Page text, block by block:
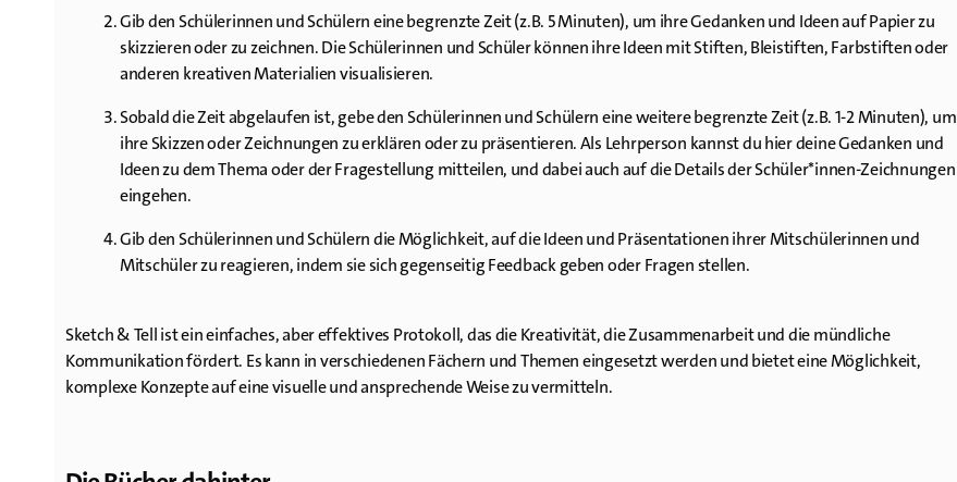
Gib den Schülerinnen und Schülern eine begrenzte Zeit (z.B. 5 Minuten), um ihre Gedanken und Ideen auf Papier zu
skizzieren oder zu zeichnen. Die Schülerinnen und Schüler können ihre Ideen mit Stiften, Bleistiften, Farbstiften oder
anderen kreativen Materialien visualisieren.
Sobald die Zeit abgelaufen ist, gebe den Schülerinnen und Schülern eine weitere begrenzte Zeit (z.B. 1-2 Minuten), um
ihre Skizzen oder Zeichnungen zu erklären oder zu präsentieren. Als Lehrperson kannst du hier deine Gedanken und
Ideen zu dem Thema oder der Fragestellung mitteilen, und dabei auch auf die Details der Schüler*innen-Zeichnungen
eingehen.
Gib den Schülerinnen und Schülern die Möglichkeit, auf die Ideen und Präsentationen ihrer Mitschülerinnen und
Mitschüler zu reagieren, indem sie sich gegenseitig Feedback geben oder Fragen stellen.
Sketch & Tell ist ein einfaches, aber effektives Protokoll, das die Kreativität, die Zusammenarbeit und die mündliche
Kommunikation fördert. Es kann in verschiedenen Fächern und Themen eingesetzt werden und bietet eine Möglichkeit,
komplexe Konzepte auf eine visuelle und ansprechende Weise zu vermitteln.